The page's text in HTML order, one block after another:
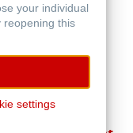
your individual
reopening this
settings